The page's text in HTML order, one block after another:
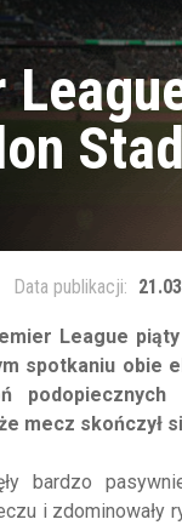
Data publikacji:
League
spotkaniu obie
mecz skończył
bardzo
i zdominowały